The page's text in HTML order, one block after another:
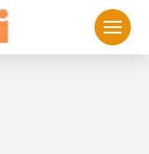
التجاوز
المحتوى